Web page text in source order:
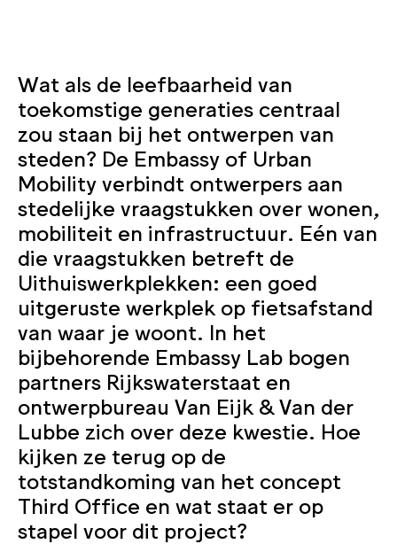
Wat als de leefbaarheid van
toekomstige generaties centraal
zou staan bij het ontwerpen van
steden? De Embassy of Urban
Mobility verbindt ontwerpers aan
stedelijke vraagstukken over wonen,
mobiliteit en infrastructuur. Eén van
die vraagstukken betreft de
Uithuiswerkplekken: een goed
uitgeruste werkplek op fietsafstand
van waar je woont. In het
bijbehorende Embassy Lab bogen
partners Rijkswaterstaat en
ontwerpbureau Van Eijk & Van der
Lubbe zich over deze kwestie. Hoe
kijken ze terug op de
totstandkoming van het concept
Third Office en wat staat er op
stapel voor dit project?